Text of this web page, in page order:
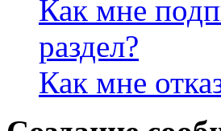
Как мне
раздел?
Как мне